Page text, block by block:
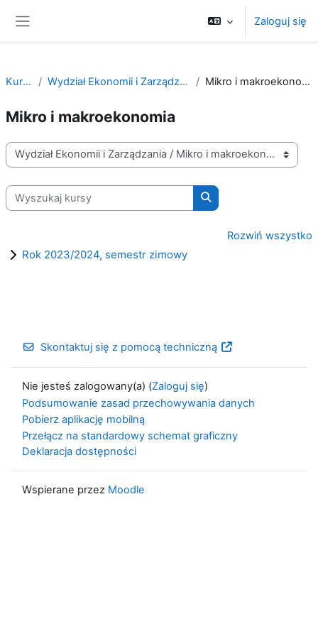
Zaloguj się
Kursy Wydział Ekonomii i Zarządzania Mikro i makroekonomia
Mikro i makroekonomia
Kategorie kursów
Wyszukaj kursy
Wyszukaj kursy
Rozwiń wszystko
Rok 2023/2024, semestr zimowy
Skontaktuj się z pomocą techniczną
Nie jesteś zalogowany(a) (Zaloguj się)
Podsumowanie zasad przechowywania danych
Pobierz aplikację mobilną
Przełącz na standardowy schemat graficzny
Deklaracja dostępności
Wspierane przez Moodle